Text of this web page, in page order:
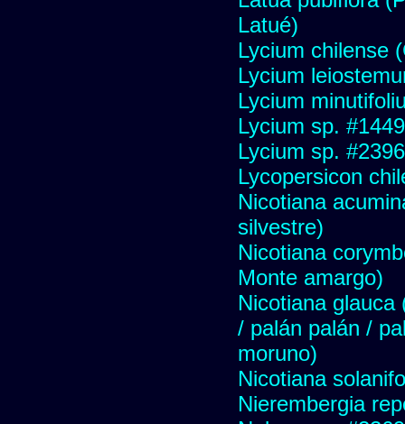
Latué)
Lycium chilense
Lycium
Lycium
Lycium sp. #1449
Lycium sp. #2396
Lycopersicon
Nicotiana
silvestre)
Nicotiana
Monte amargo)
Nicotiana glauca
/ palán palán /
moruno)
Nicotiana
Nierembergia